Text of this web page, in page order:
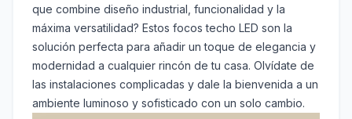
que combine diseño industrial, funcionalidad y la
máxima versatilidad? Estos focos techo LED son la
solución perfecta para añadir un toque de elegancia y
modernidad a cualquier rincón de tu casa. Olvídate de
las instalaciones complicadas y dale la bienvenida a un
ambiente luminoso y sofisticado con un solo cambio.